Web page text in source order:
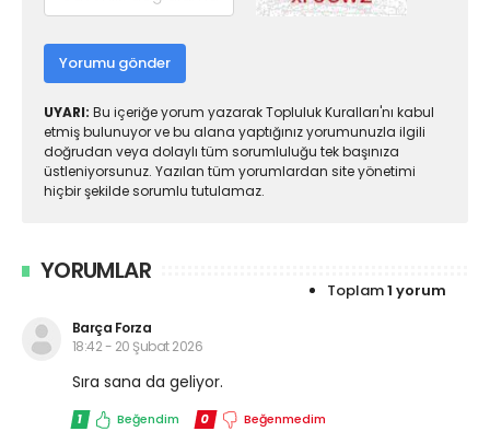
Yorumu gönder
UYARI: Bu içeriğe yorum yazarak Topluluk Kuralları'nı kabul
etmiş bulunuyor ve bu alana yaptığınız yorumunuzla ilgili
doğrudan veya dolaylı tüm sorumluluğu tek başınıza
üstleniyorsunuz. Yazılan tüm yorumlardan site yönetimi
hiçbir şekilde sorumlu tutulamaz.
YORUMLAR
Toplam1 yorum
Barça Forza
18:42 - 20 Şubat 2026
Sıra sana da geliyor.
1 Beğendim 0 Beğenmedim